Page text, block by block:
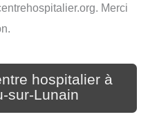
Merci
hospitalier à
sur-Lunain